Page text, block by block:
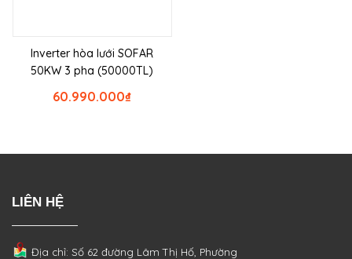
Inverter hòa lưới SOFAR
50KW 3 pha (50000TL)
₫
60.990.000
LIÊN HỆ
Địa chỉ: Số 62 đường Lâm Thị Hố, Phường